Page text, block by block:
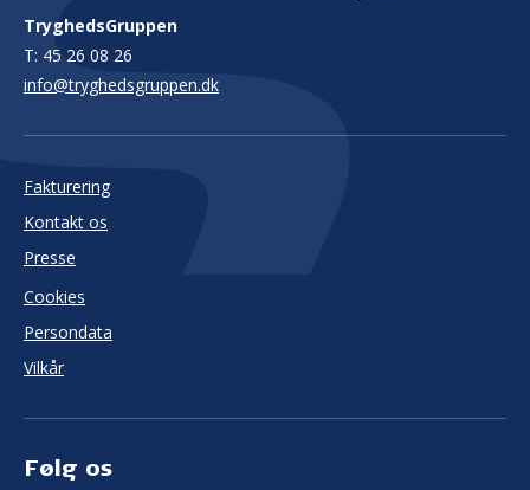
TryghedsGruppen
T: 45 26 08 26
info@tryghedsgruppen.dk
Fakturering
Kontakt os
Presse
Cookies
Persondata
Vilkår
Følg os